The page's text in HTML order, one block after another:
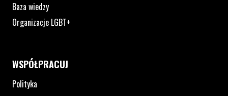
Baza wiedzy
Organizacje LGBT+
WSPÓŁPRACUJ
Polityka